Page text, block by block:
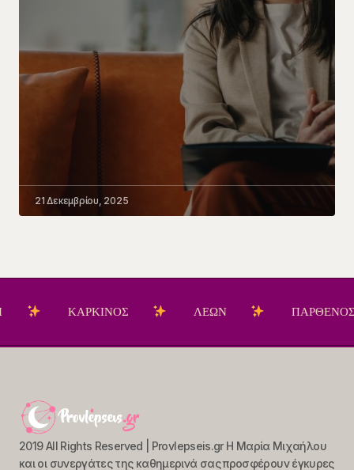
21 Δεκεμβρίου, 2025
ΚΑΡΚΙΝΟΣ ΛΕΩΝ ΠΑΡΘΕΝΟΣ
2019 All Rights Reserved | Provlepseis.gr Η Μαρία Μιχαήλου
και οι συνεργάτες της καθημερινά σας προσφέρουν έγκυρες